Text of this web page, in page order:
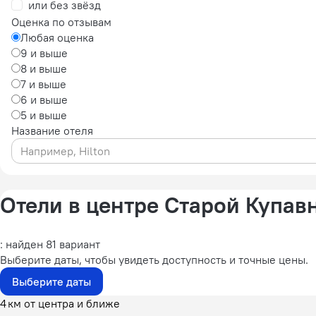
или без звёзд
Оценка по отзывам
Любая оценка
9 и выше
8 и выше
7 и выше
6 и выше
5 и выше
Название отеля
Отели в центре Старой
: найден 81 вариант
Выберите даты, чтобы увидеть доступность и точные цены.
Выберите даты
4 км от центра и ближе